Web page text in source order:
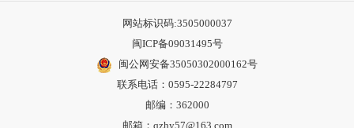
网站标识码:3505000037
闽ICP备09031495号
闽公网安备35050302000162号
联系电话：0595-22284797
邮编：362000
邮箱：qzhy57@163.com